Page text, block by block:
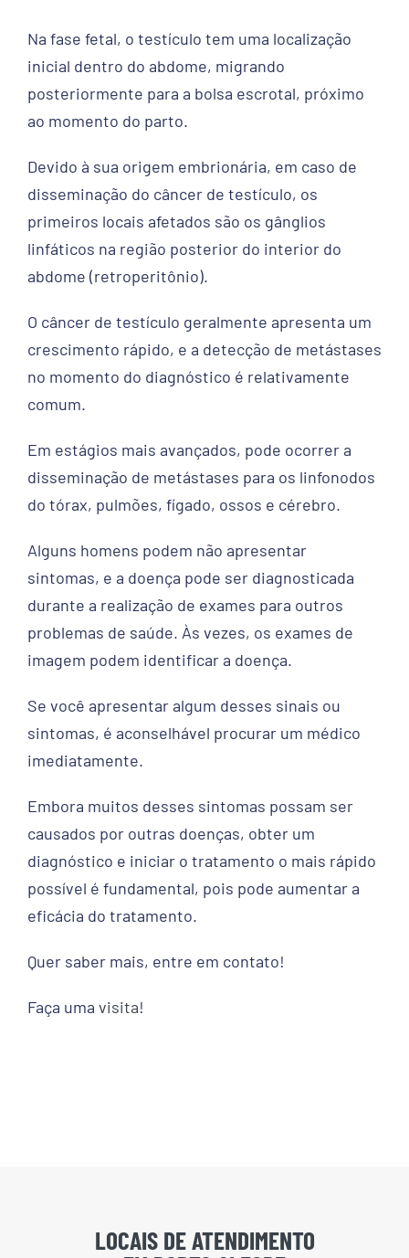
Na fase fetal, o testículo tem uma localização
inicial dentro do abdome, migrando
posteriormente para a bolsa escrotal, próximo
ao momento do parto.
Devido à sua origem embrionária, em caso de
disseminação do câncer de testículo, os
primeiros locais afetados são os gânglios
linfáticos na região posterior do interior do
abdome (retroperitônio).
O câncer de testículo geralmente apresenta um
crescimento rápido, e a detecção de metástases
no momento do diagnóstico é relativamente
comum.
Em estágios mais avançados, pode ocorrer a
disseminação de metástases para os linfonodos
do tórax, pulmões, fígado, ossos e cérebro.
Alguns homens podem não apresentar
sintomas, e a doença pode ser diagnosticada
durante a realização de exames para outros
problemas de saúde. Às vezes, os exames de
imagem podem identificar a doença.
Se você apresentar algum desses sinais ou
sintomas, é aconselhável procurar um médico
imediatamente.
Embora muitos desses sintomas possam ser
causados por outras doenças, obter um
diagnóstico e iniciar o tratamento o mais rápido
possível é fundamental, pois pode aumentar a
eficácia do tratamento.
Quer saber mais, entre em contato!
Faça uma visita!
LOCAIS DE ATENDIMENTO